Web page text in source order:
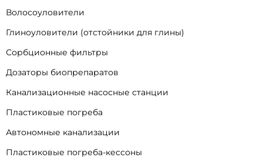
Волосоуловители
Глиноуловители (отстойники для глины)
Сорбционные фильтры
Дозаторы биопрепаратов
Канализационные насосные станции
Пластиковые погреба
Автономные канализации
Пластиковые погреба-кессоны